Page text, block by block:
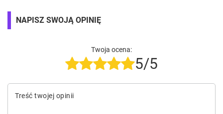
NAPISZ SWOJĄ OPINIĘ
Twoja ocena:
5/5
Treść twojej opinii